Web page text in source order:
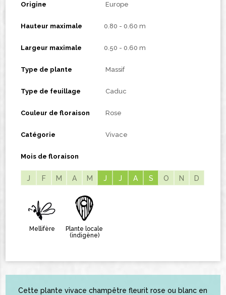
Origine Europe
Hauteur maximale 0.80 - 0.60 m
Largeur maximale 0.50 - 0.60 m
Type de plante Massif
Type de feuillage Caduc
Couleur de floraison Rose
Catégorie Vivace
Mois de floraison
J F M A M J J A S O N D
J J A S
Mellifère
Plante locale
(indigène)
Cette plante vivace champêtre fleurit rose ou blanc en